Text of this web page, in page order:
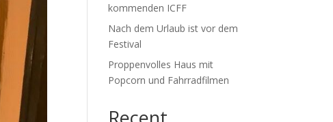
kommenden ICFF
Nach dem Urlaub ist vor dem
Festival
Proppenvolles Haus mit
Popcorn und Fahrradfilmen